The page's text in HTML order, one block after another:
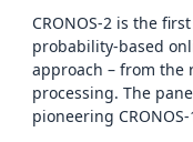
CRONOS-2 is the
probability-based
approach – from the
processing. The
pioneering